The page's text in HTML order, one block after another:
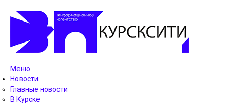
Меню
Новости
Главные новости
В Курске